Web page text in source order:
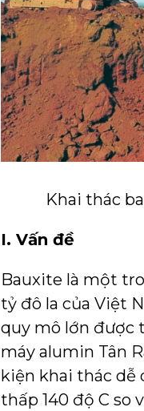
Khai thác
I. Vấn đề
Bauxite là một
tỷ đô la của Việt
quy mô lớn được
máy alumin Tân
kiện khai thác dễ
thấp 140 độ C so